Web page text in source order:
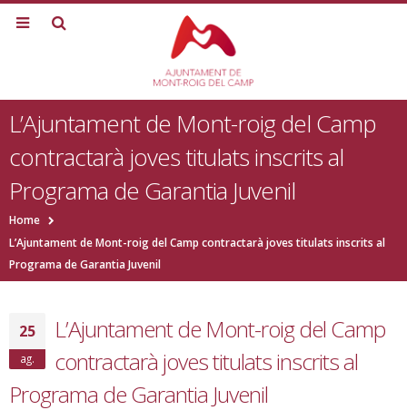
L’Ajuntament de Mont-roig del Camp
contractarà joves titulats inscrits al
Programa de Garantia Juvenil
Home
L’Ajuntament de Mont-roig del Camp contractarà joves titulats inscrits al
Programa de Garantia Juvenil
25
ag.
L’Ajuntament de Mont-roig del Camp
contractarà joves titulats inscrits al
Programa de Garantia Juvenil